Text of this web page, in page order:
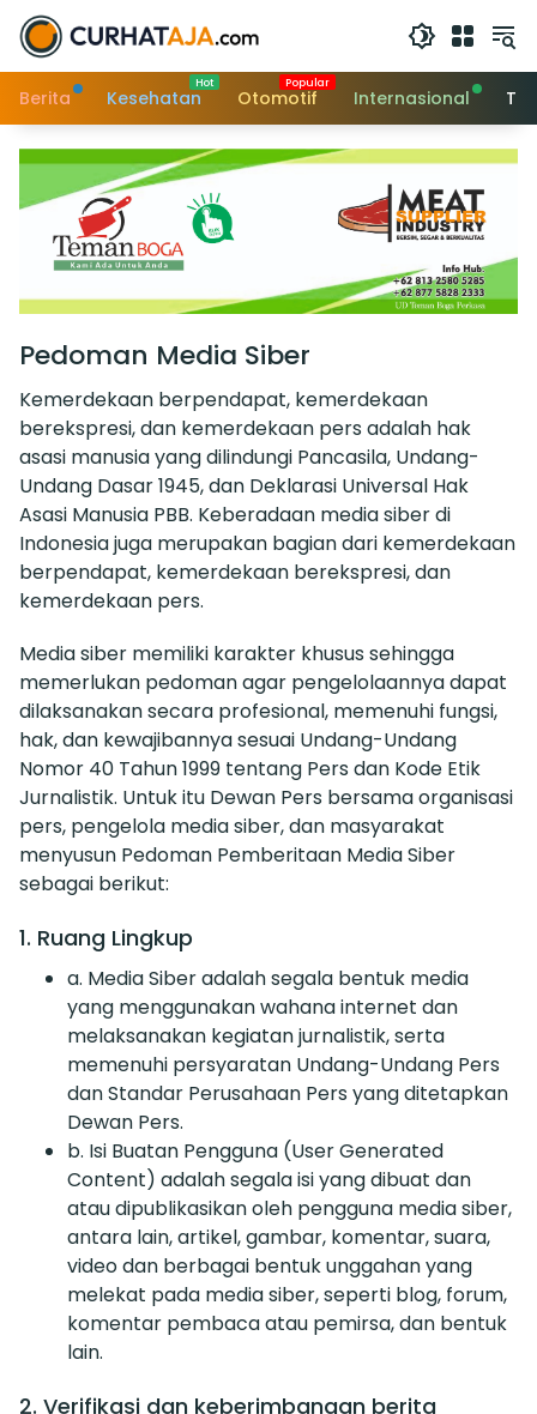
Langsung
konten
Berita
Kesehatan Otomotif Internasional
Pedoman Media Siber
Kemerdekaan berpendapat, kemerdekaan
berekspresi, dan kemerdekaan pers adalah hak
asasi manusia yang dilindungi Pancasila, Undang-
Undang Dasar 1945, dan Deklarasi Universal Hak
Asasi Manusia PBB. Keberadaan media siber di
Indonesia juga merupakan bagian dari kemerdekaan
berpendapat, kemerdekaan berekspresi, dan
kemerdekaan pers.
Media siber memiliki karakter khusus sehingga
memerlukan pedoman agar pengelolaannya dapat
dilaksanakan secara profesional, memenuhi fungsi,
hak, dan kewajibannya sesuai Undang-Undang
Nomor 40 Tahun 1999 tentang Pers dan Kode Etik
Jurnalistik. Untuk itu Dewan Pers bersama organisasi
pers, pengelola media siber, dan masyarakat
menyusun Pedoman Pemberitaan Media Siber
sebagai berikut:
1. Ruang Lingkup
a. Media Siber adalah segala bentuk media
yang menggunakan wahana internet dan
melaksanakan kegiatan jurnalistik, serta
memenuhi persyaratan Undang-Undang Pers
dan Standar Perusahaan Pers yang ditetapkan
Dewan Pers.
b. Isi Buatan Pengguna (User Generated
Content) adalah segala isi yang dibuat dan
atau dipublikasikan oleh pengguna media siber,
antara lain, artikel, gambar, komentar, suara,
video dan berbagai bentuk unggahan yang
melekat pada media siber, seperti blog, forum,
komentar pembaca atau pemirsa, dan bentuk
lain.
2. Verifikasi dan keberimbangan berita